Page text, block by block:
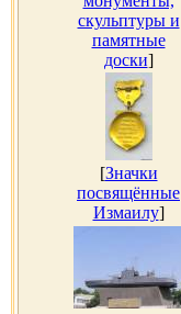
скульптуры и
памятные
доски]
[Значки
посвящённые
Измаилу]